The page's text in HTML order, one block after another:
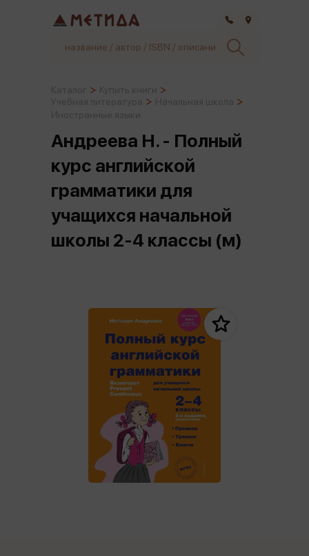
Андреева Н. - Полный
курс английской
грамматики для
учащихся начальной
школы 2-4 классы (м)